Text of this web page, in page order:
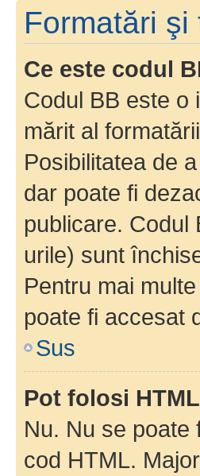
Formatări
Ce este codul
Codul BB este o
mărit al
Posibilitatea de
dar poate fi
publicare. Codul
urile) sunt
Pentru mai
poate fi accesat
Sus
Pot folosi
Nu. Nu se poate
cod HTML.